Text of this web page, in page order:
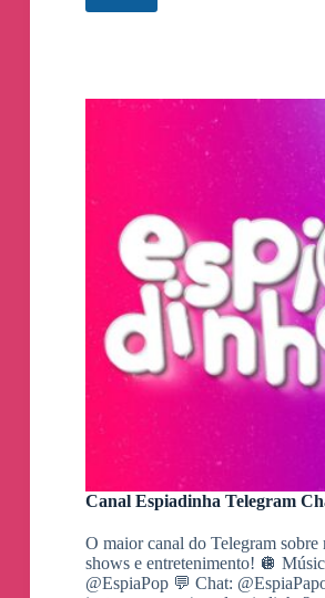
Şüpheniz olmasın.
Borsa yükselirken herkes
Şuan borsamızda müthiş fırsatlar
bunları görmeye engel olabiliyor.
Birsürü hisse 1 yıl sonra 4-5 kat
Bu fiyatları mumla arıyor olacağız.
/
Channel
Canal Espiadinha Telegram
O maior canal do Telegram sobre
shows e entretenimento! 🪩
@EspiaPop 💬 Chat: